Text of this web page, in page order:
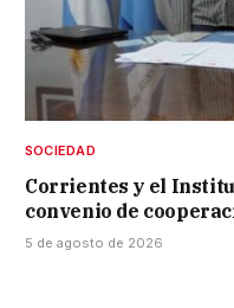
SOCIEDAD
Corrientes y el
convenio de
5 de agosto de 2026